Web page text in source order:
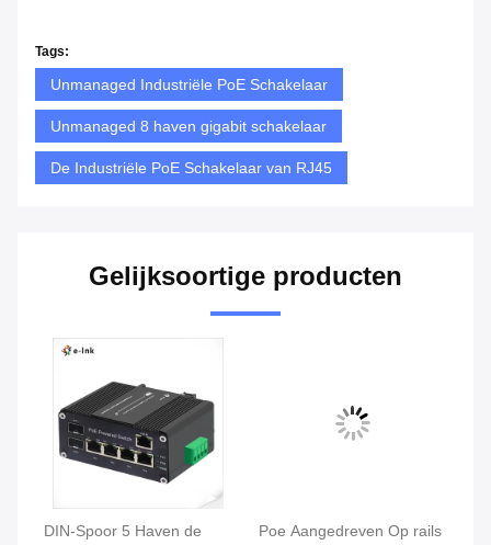
Tags:
Unmanaged Industriële PoE Schakelaar
Unmanaged 8 haven gigabit schakelaar
De Industriële PoE Schakelaar van RJ45
Gelijksoortige producten
DIN-Spoor 5 Haven de
Poe Aangedreven Op rails